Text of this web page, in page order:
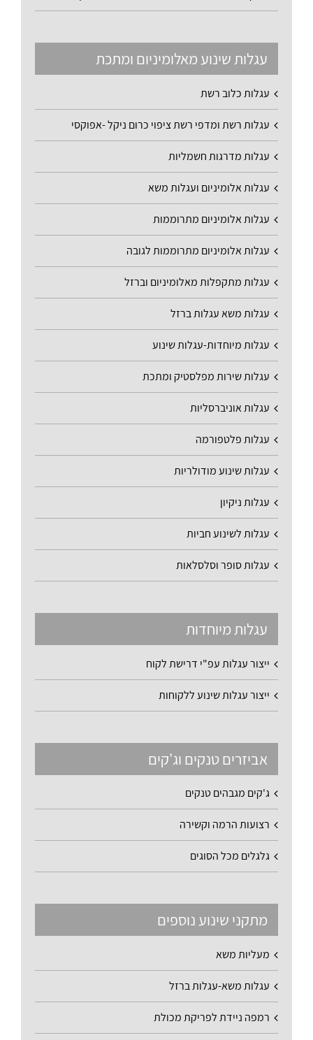
עגלות שינוע מאלומיניום ומתכת
עגלות כלוב רשת
עגלות רשת ומדפי רשת ציפוי כרום ניקל -אפוקסי
עגלות מדרגות חשמליות
עגלות אלומיניום ועגלות משא
עגלות אלומיניום מתרוממות
עגלות אלומיניום מתרוממות לגובה
עגלות מתקפלות מאלומיניום וברזל
עגלות משא עגלות ברזל
עגלות מיוחדות-עגלות שינוע
עגלות שירות מפלסטיק ומתכת
עגלות אוניברסליות
עגלות פלטפורמה
עגלות שינוע מודולריות
עגלות ניקיון
עגלות לשינוע חביות
עגלות סופר וסלסלאות
עגלות מיוחדות
ייצור עגלות עפ"י דרישת לקוח
ייצור עגלות שינוע ללקוחות
אביזרים טנקים וג'קים
ג'קים מגבהים טנקים
רצועות הרמה וקשירה
גלגלים מכל הסוגים
מתקני שינוע נוספים
מעליות משא
עגלות משא-עגלות ברזל
רמפה ניידת לפריקת מכולת